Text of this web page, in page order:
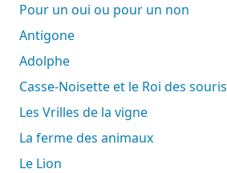
Pour un oui ou pour un non
Antigone
Adolphe
Casse-Noisette et le Roi des souris
Les Vrilles de la vigne
La ferme des animaux
Le Lion